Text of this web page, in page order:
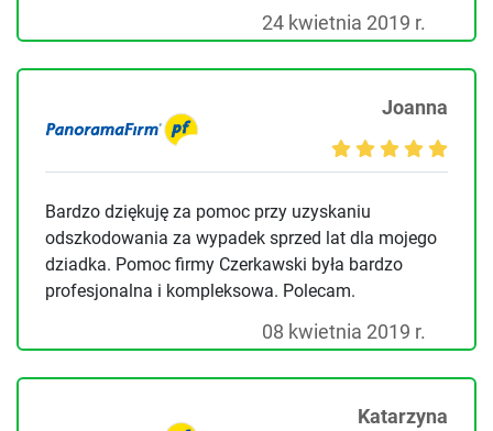
24 kwietnia 2019 r.
Joanna
Bardzo dziękuję za pomoc przy uzyskaniu
odszkodowania za wypadek sprzed lat dla mojego
dziadka. Pomoc firmy Czerkawski była bardzo
profesjonalna i kompleksowa. Polecam.
08 kwietnia 2019 r.
Katarzyna